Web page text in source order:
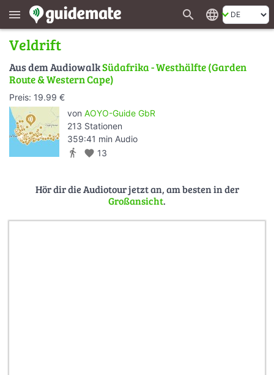
menu search language
Veldrift
Aus dem AudiowalkSüdafrika - Westhälfte (Garden
Route & Western Cape)
Preis: 19.99 €
von AOYO-Guide GbR
213 Stationen
359:41 min Audio
directions_walk favorite 13
Hör dir die Audiotour jetzt an, am besten in der
Großansicht.